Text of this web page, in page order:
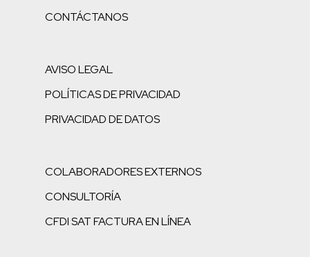
CONTÁCTANOS
AVISO LEGAL
POLÍTICAS DE PRIVACIDAD
PRIVACIDAD DE DATOS
COLABORADORES EXTERNOS
CONSULTORÍA
CFDI SAT FACTURA EN LÍNEA